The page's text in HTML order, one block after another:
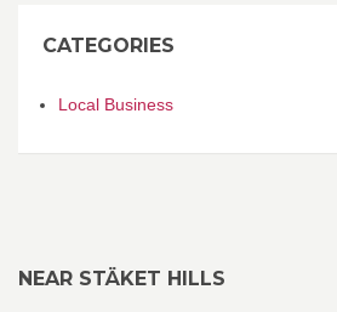
CATEGORIES
Local Business
NEAR STÄKET HILLS